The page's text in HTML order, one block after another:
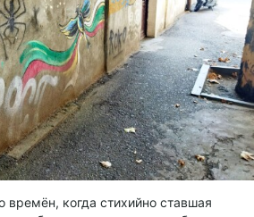
времён, когда стихийно ставшая